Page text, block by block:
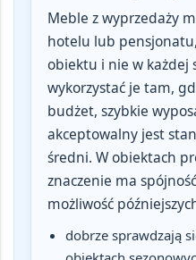
Meble z wyprzedaży
hotelu lub pensjonatu
obiektu i nie w każdej
wykorzystać je tam,
budżet, szybkie
akceptowalny jest
średni. W obiektach
znaczenie ma
możliwość
dobrze sprawdzają